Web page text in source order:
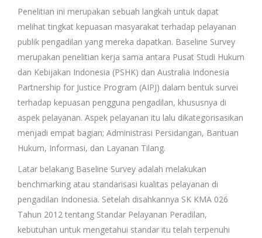
Penelitian ini merupakan sebuah langkah untuk dapat
melihat tingkat kepuasan masyarakat terhadap pelayanan
publik pengadilan yang mereka dapatkan. Baseline Survey
merupakan penelitian kerja sama antara Pusat Studi Hukum
dan Kebijakan Indonesia (PSHK) dan Australia Indonesia
Partnership for Justice Program (AIPJ) dalam bentuk survei
terhadap kepuasan pengguna pengadilan, khususnya di
aspek pelayanan. Aspek pelayanan itu lalu dikategorisasikan
menjadi empat bagian; Administrasi Persidangan, Bantuan
Hukum, Informasi, dan Layanan Tilang.
Latar belakang Baseline Survey adalah melakukan
benchmarking atau standarisasi kualitas pelayanan di
pengadilan Indonesia. Setelah disahkannya SK KMA 026
Tahun 2012 tentang Standar Pelayanan Peradilan,
kebutuhan untuk mengetahui standar itu telah terpenuhi